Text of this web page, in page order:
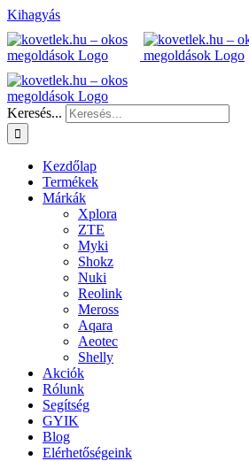
Kihagyás
Keresés...
Kezdőlap
Termékek
Márkák
Xplora
ZTE
Myki
Shokz
Nuki
Reolink
Meross
Aqara
Aeotec
Shelly
Akciók
Rólunk
Segítség
GYIK
Blog
Elérhetőségeink